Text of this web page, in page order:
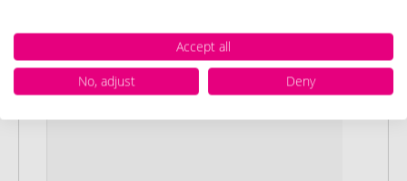
Accept all
No, adjust
Deny